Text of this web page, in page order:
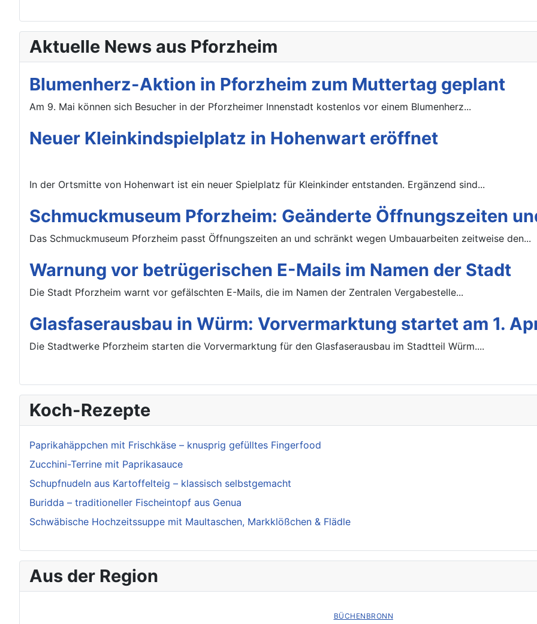
Aktuelle News aus Pforzheim
Blumenherz-Aktion in Pforzheim zum Muttertag geplant
Am 9. Mai können sich Besucher in der Pforzheimer Innenstadt kostenlos vor einem Blumenherz...
Neuer Kleinkindspielplatz in Hohenwart eröffnet
In der Ortsmitte von Hohenwart ist ein neuer Spielplatz für Kleinkinder entstanden. Ergänzend sind...
Schmuckmuseum Pforzheim: Geänderte Öffnungszeiten
Das Schmuckmuseum Pforzheim passt Öffnungszeiten an und schränkt wegen Umbauarbeiten zeitweise den...
Warnung vor betrügerischen E-Mails im Namen der Stadt
Die Stadt Pforzheim warnt vor gefälschten E-Mails, die im Namen der Zentralen Vergabestelle...
Glasfaserausbau in Würm: Vorvermarktung startet am 1.
Die Stadtwerke Pforzheim starten die Vorvermarktung für den Glasfaserausbau im Stadtteil Würm....
Koch-Rezepte
Paprikahäppchen mit Frischkäse – knusprig gefülltes Fingerfood
Zucchini-Terrine mit Paprikasauce
Schupfnudeln aus Kartoffelteig – klassisch selbstgemacht
Buridda – traditioneller Fischeintopf aus Genua
Schwäbische Hochzeitssuppe mit Maultaschen, Markklößchen & Flädle
Aus der Region
BÜCHENBRONN